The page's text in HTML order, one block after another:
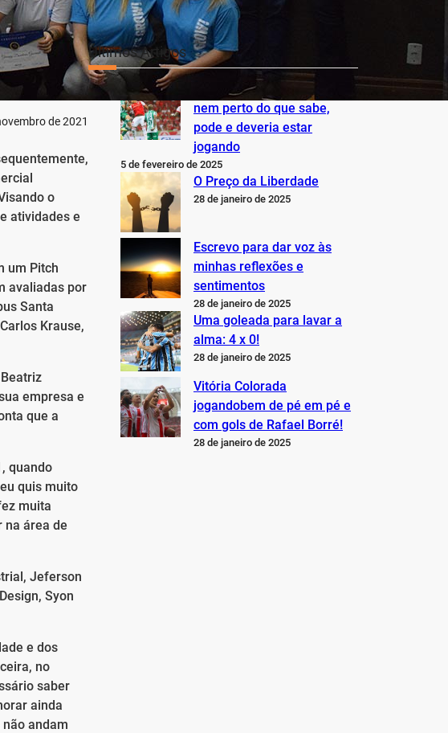
de 2021
o
atividades e
um Pitch
avaliadas por
Santa
Krause,
empresa e
que a
quando
quis muito
muita
na área de
Jeferson
Syon
e dos
no
saber
ainda
andam
Últimos Artigos
O Inter não está jogando
nem perto do que sabe,
pode e deveria estar
jogando
5 de fevereiro de 2025
O Preço da Liberdade
28 de janeiro de 2025
Escrevo para dar voz às
minhas reflexões e
sentimentos
28 de janeiro de 2025
Uma goleada para lavar a
alma: 4 x 0!
28 de janeiro de 2025
Vitória Colorada
jogandobem de pé em pé e
com gols de Rafael Borré!
28 de janeiro de 2025